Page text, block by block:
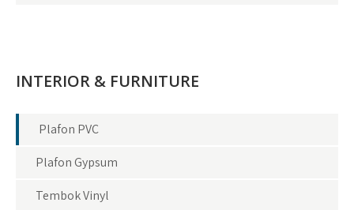
INTERIOR & FURNITURE
Plafon PVC
Plafon Gypsum
Tembok Vinyl